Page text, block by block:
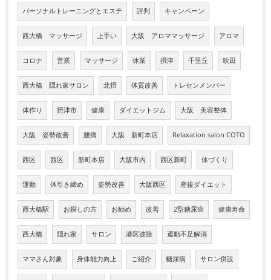
パーソナルトレーニングとエステ 評判 キャンペーン
西大橋 マッサージ 上手い 大阪 アロママッサージ アロマ
コロナ 営業 マッサージ 休業 摂津 千里丘 吹田
西大橋 隠れ家サロン 北摂 体質改善 トレセンメンバー
体作り 摂津市 健康 ダイエットジム 大阪 美容整体
大阪 姿勢改善 腰痛 大阪 新町本店 Relaxation salon COTO
西区 西区 新町本店 大阪市内 西区新町 体づくり
運動 体引き締め 姿勢改善 大阪西区 産後ダイエット
西大橋駅 お探しの方 お勧め 改善 2型糖尿病 健康寿命
西大橋 隠れ家 サロン 港区波除 運動不足解消
ママさん対象 身体能力向上 ご紹介 糖尿病 サロン併設